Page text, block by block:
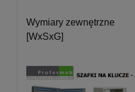
Wymiary zewnętrzne
[WxSxG]